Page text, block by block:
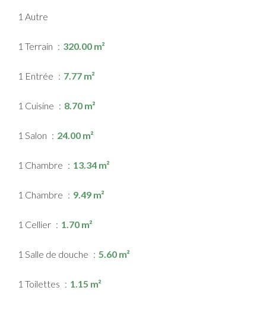
1 Autre
1 Terrain 320.00 m²
1 Entrée 7.77 m²
1 Cuisine 8.70 m²
1 Salon 24.00 m²
1 Chambre 13.34 m²
1 Chambre 9.49 m²
1 Cellier 1.70 m²
1 Salle de douche 5.60 m²
1 Toilettes 1.15 m²